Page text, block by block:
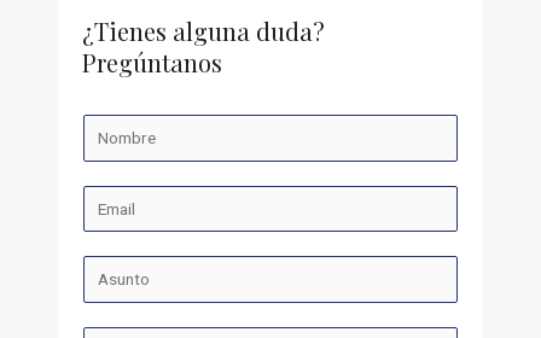
¿Tienes alguna duda?
Pregúntanos